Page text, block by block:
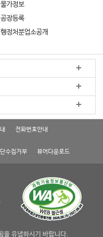
물가정보
공장등록
행정처분업소공개
전화번호안내
수집거부 뷰어다운로드
을 유념하시기 바랍니다.